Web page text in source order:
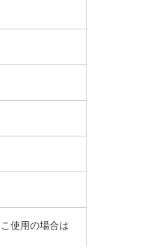
使用の場合は